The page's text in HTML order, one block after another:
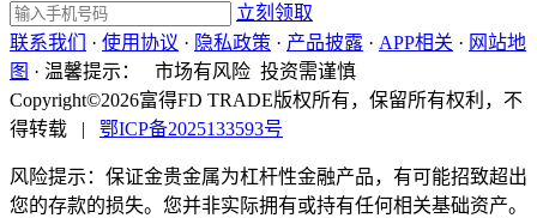
立刻领取
联系我们
· 使用协议 · 隐私政策 · 产品披露 · APP相关 · 网站地
图 · 温馨提示：
市场有风险 投资需谨慎
Copyright©2026富得FD TRADE版权所有，保留所有权利，不
得转载
| 鄂ICP备2025133593号
风险提示：保证金贵金属为杠杆性金融产品，有可能招致超出
您的存款的损失。您并非实际拥有或持有任何相关基础资产。